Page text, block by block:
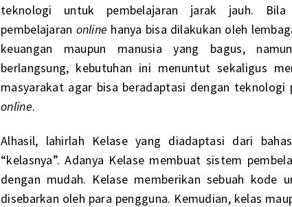
teknologi untuk pembelajaran jarak jauh. Bila
pembelajaran online hanya bisa dilakukan oleh
keuangan maupun manusia yang bagus,
berlangsung, kebutuhan ini menuntut sekaligus
masyarakat agar bisa beradaptasi dengan teknologi
online.
Alhasil, lahirlah Kelase yang diadaptasi dari
“kelasnya”. Adanya Kelase membuat sistem
dengan mudah. Kelase memberikan sebuah kode
disebarkan oleh para pengguna. Kemudian, kelas